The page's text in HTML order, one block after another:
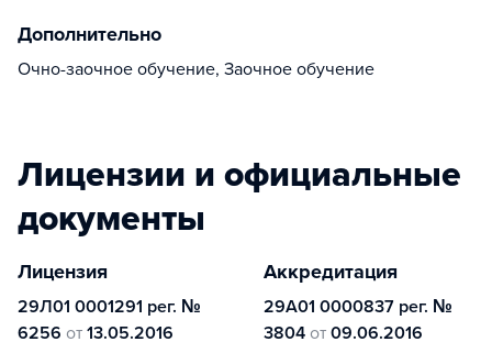
Дополнительно
Очно-заочное обучение, Заочное обучение
Лицензии и официальные
документы
Лицензия
29Л01 0001291 рег. №
6256 от 13.05.2016
Аккредитация
29А01 0000837 рег. №
3804 от 09.06.2016